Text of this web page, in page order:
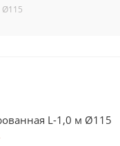
Ø115
L-1,0 м Ø115